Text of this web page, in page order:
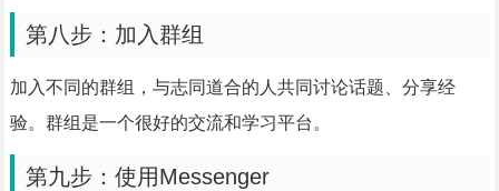
第八步：加入群组
加入不同的群组，与志同道合的人共同讨论话题、分享经
验。群组是一个很好的交流和学习平台。
第九步：使用Messenger